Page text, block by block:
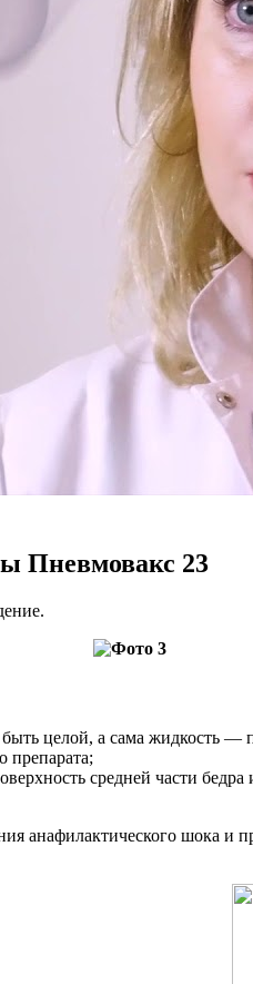
Пневмовакс 23
целой, а сама жидкость —
препарата;
средней части
анафилактического шока